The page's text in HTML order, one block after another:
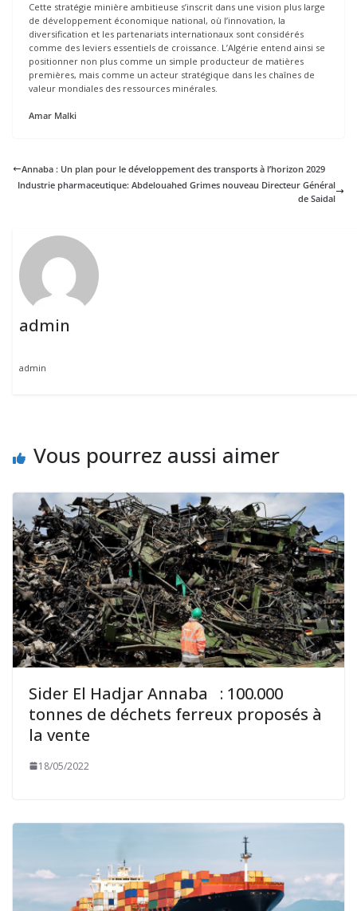
Cette stratégie minière ambitieuse s’inscrit dans une vision plus large
de développement économique national, où l’innovation, la
diversification et les partenariats internationaux sont considérés
comme des leviers essentiels de croissance. L’Algérie entend ainsi se
positionner non plus comme un simple producteur de matières
premières, mais comme un acteur stratégique dans les chaînes de
valeur mondiales des ressources minérales.
Amar Malki
Annaba : Un plan pour le développement des transports à l’horizon 2029
Industrie pharmaceutique: Abdelouahed Grimes nouveau Directeur Général
de Saidal
admin
admin
Vous pourrez aussi aimer
Sider El Hadjar Annaba : 100.000
tonnes de déchets ferreux proposés à
la vente
18/05/2022